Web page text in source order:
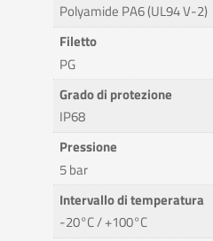
Polyamide PA6 (UL94 V-2)
Filetto
PG
Grado di protezione
IP68
Pressione
5 bar
Intervallo di temperatura
-20°C / +100°C